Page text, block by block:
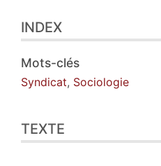
Texte
Illustrations
Citer cet article
Auteur
INDEX
Mots-clés
Syndicat, Sociologie
TEXTE